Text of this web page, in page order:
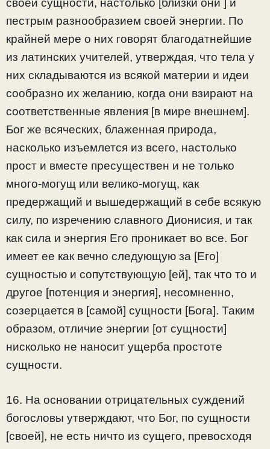
пестрым разнообразием своей энергии. По
крайней мере о них говорят благодатнейшие
из латинских учителей, утверждая, что тела у
них складываются из всякой материи и идеи
сообразно их желанию, когда они взирают на
соответственные явления [в мире внешнем].
Бог же всяческих, блаженная природа,
насколько изъемлется из всего, настолько
прост и вместе пресуществен и не только
много-могущ или велико-могущ, как
предержащий и вышедержащий в себе всякую
силу, по изречению славного Дионисия, и так
как сила и энергия Его проникает во все. Бог
имеет ее как вечно следующую за [Его]
сущностью и сопутствующую [ей], так что то и
другое [потенция и энергия], несомненно,
созерцается в [самой] сущности [Бога]. Таким
образом, отличие энергии [от сущности]
нисколько не наносит ущерба простоте
сущности.
16. На основании отрицательных суждений
богословы утверждают, что Бог, по сущности
[своей], не есть ничто из сущего, превосходя